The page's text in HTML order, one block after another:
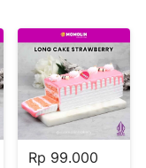
Rp 99.000